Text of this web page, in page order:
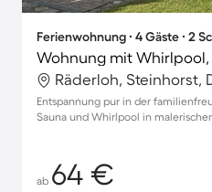
Ferienwohnung ∙ 4 Gäste ∙ 2
Räderloh, Steinhorst,
Entspannung pur in der
Sauna und Whirlpool in
ab 64 €